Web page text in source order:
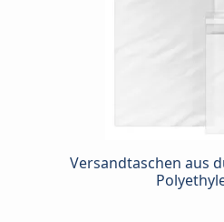
Versandtaschen aus